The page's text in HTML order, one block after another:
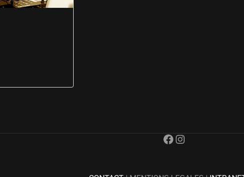
Facebook
Instagram